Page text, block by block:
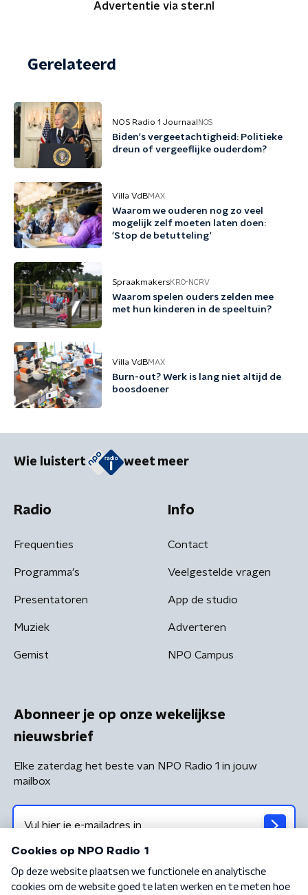
Advertentie via ster.nl
Gerelateerd
NOS Radio 1 Journaal NOS
Biden's vergeetachtigheid: Politieke
dreun of vergeeflijke ouderdom?
Villa VdBMAX
Waarom we ouderen nog zo veel
mogelijk zelf moeten laten doen:
'Stop de betutteling'
SpraakmakersKRO-NCRV
Waarom spelen ouders zelden mee
met hun kinderen in de speeltuin?
Villa VdBMAX
Burn-out? Werk is lang niet altijd de
boosdoener
Wie luistert weet meer
Radio
Frequenties
Programma's
Presentatoren
Muziek
Gemist
Info
Contact
Veelgestelde vragen
App de studio
Adverteren
NPO Campus
Abonneer je op onze wekelijkse
nieuwsbrief
Elke zaterdag het beste van NPO Radio 1 in jouw
mailbox